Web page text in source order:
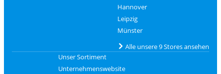
Hannover
Leipzig
Münster
Alle unsere 9 Stores ansehen
Unser Sortiment
Unternehmenswebsite